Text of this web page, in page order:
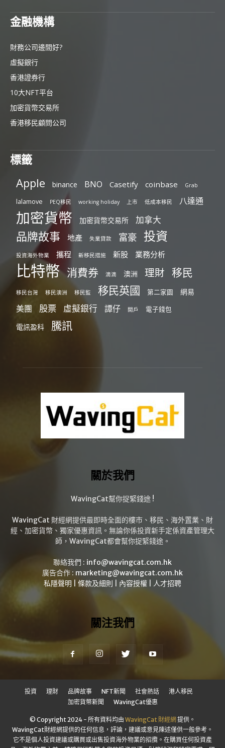
金融機構
財務公司邊間好?
虛擬銀行
香港證券行
10大NFT平台
加密貨幣交易所
香港移民顧問公司
標籤
Apple binance BNO Casetify coinbase Grab
lalamove PEQ移民 working holiday 上市 低成本移民 八達通
加密貨幣 加密貨幣交易所 加拿大
品牌故事 地產 失業貸款 富豪 投資
投資海外物業 攜程 新移民措施 新股 業務分析
比特幣 消費券 滴滴 澳洲 理財 移民
移民台灣 移民澳洲 移民監 移民英國 第二家園 網易
美團 股票 虛擬銀行 譚仔 開戶 電子錢包
電訊盈科 騰訊
關於我們
WavingCat幫你捉緊錢途 !
WavingCat 財經網提供最即時全面的樓市、移民、海外置業、財
經、加密貨幣、獨家優惠資訊。無論你係投資新手定係資產管理大
師，WavingCat都會幫你捉緊錢途。
聯絡我們 : info@wavingcat.com.hk
廣告合作 : marketing@wavingcat.com.hk
私隱聲明
條款及細則 內容授權 人才招聘
關注我們
投資 理財 品牌故事 NFT新聞 社會熱話
港人移民
加密貨幣新聞
WavingCat優惠
© Copyright 2024 - 所有資料均由 WavingCat 財經網提供。
WavingCat財經網提供的任何信息，評論，建議或意見陳述僅供一般參考。
它不是個人投資建議或購買或出售投資海外物業的招攬。在購買任何投資產